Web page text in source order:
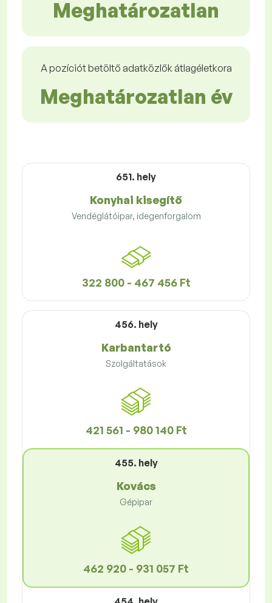
Meghatározatlan
A pozíciót betöltő adatközlők átlagéletkora
Meghatározatlan év
651. hely
Konyhai kisegítő
Vendéglátóipar, idegenforgalom
322 800 - 467 456 Ft
456. hely
Karbantartó
Szolgáltatások
421 561 - 980 140 Ft
455. hely
Kovács
Gépipar
462 920 - 931 057 Ft